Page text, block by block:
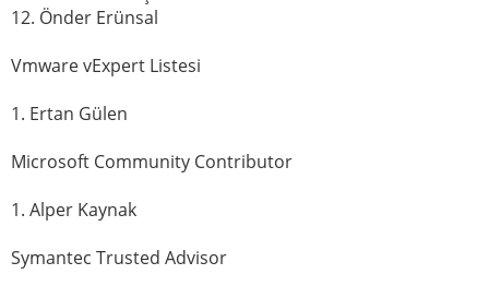
12. Önder Erünsal
Vmware vExpert Listesi
1. Ertan Gülen
Microsoft Community Contributor
1. Alper Kaynak
Symantec Trusted Advisor